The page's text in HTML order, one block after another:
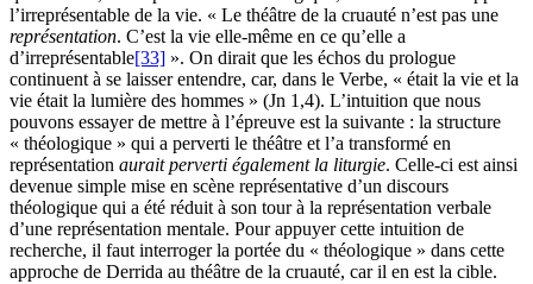
l’irreprésentable de la vie. « Le théâtre de la cruauté n’est pas une
représentation. C’est la vie elle-même en ce qu’elle a
d’irreprésentable[33] ». On dirait que les échos du prologue
continuent à se laisser entendre, car, dans le Verbe, « était la vie et la
vie était la lumière des hommes » (Jn 1,4). L’intuition que nous
pouvons essayer de mettre à l’épreuve est la suivante : la structure
« théologique » qui a perverti le théâtre et l’a transformé en
représentation aurait perverti également la liturgie. Celle-ci est ainsi
devenue simple mise en scène représentative d’un discours
théologique qui a été réduit à son tour à la représentation verbale
d’une représentation mentale. Pour appuyer cette intuition de
recherche, il faut interroger la portée du « théologique » dans cette
approche de Derrida au théâtre de la cruauté, car il en est la cible.